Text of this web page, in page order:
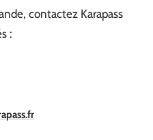
contactez Karapass
: